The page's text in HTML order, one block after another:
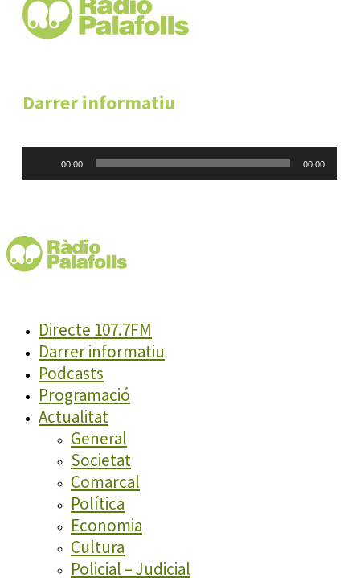
Darrer informatiu
00:00 00:00
Directe 107.7FM
Darrer informatiu
Podcasts
Programació
Actualitat
General
Societat
Comarcal
Política
Economia
Cultura
Policial – Judicial